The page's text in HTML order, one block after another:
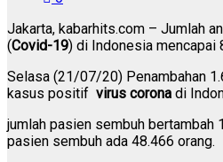
Jakarta, kabarhits.com – Jumlah
(Covid-19) di Indonesia mencapai
Selasa (21/07/20) Penambahan
kasus positif virus corona di
jumlah pasien sembuh bertambah
pasien sembuh ada 48.466 orang.